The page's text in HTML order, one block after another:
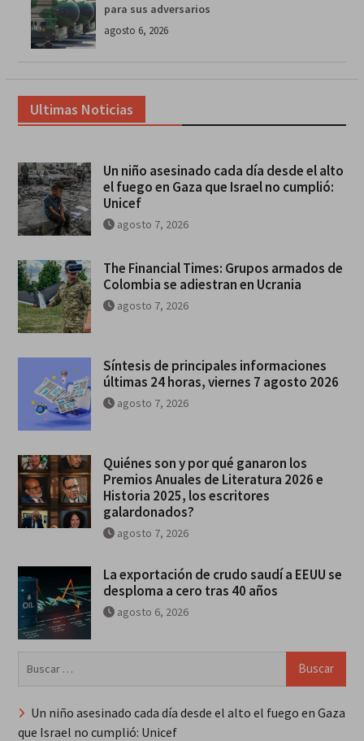
para sus adversarios
agosto 6, 2026
Ultimas Noticias
Un niño asesinado cada día desde el alto
el fuego en Gaza que Israel no cumplió:
Unicef
agosto 7, 2026
The Financial Times: Grupos armados de
Colombia se adiestran en Ucrania
agosto 7, 2026
Síntesis de principales informaciones
últimas 24 horas, viernes 7 agosto 2026
agosto 7, 2026
Quiénes son y por qué ganaron los
Premios Anuales de Literatura 2026 e
Historia 2025, los escritores
galardonados?
agosto 7, 2026
La exportación de crudo saudí a EEUU se
desploma a cero tras 40 años
agosto 6, 2026
Un niño asesinado cada día desde el alto el fuego en Gaza
que Israel no cumplió: Unicef